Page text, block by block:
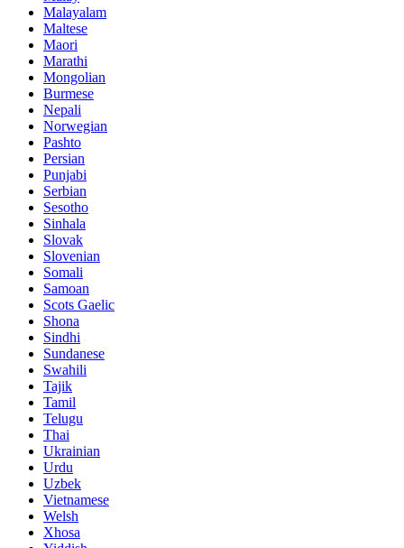
Malayalam
Maltese
Maori
Marathi
Mongolian
Burmese
Nepali
Norwegian
Pashto
Persian
Punjabi
Serbian
Sesotho
Sinhala
Slovak
Slovenian
Somali
Samoan
Scots Gaelic
Shona
Sindhi
Sundanese
Swahili
Tajik
Tamil
Telugu
Thai
Ukrainian
Urdu
Uzbek
Vietnamese
Welsh
Xhosa